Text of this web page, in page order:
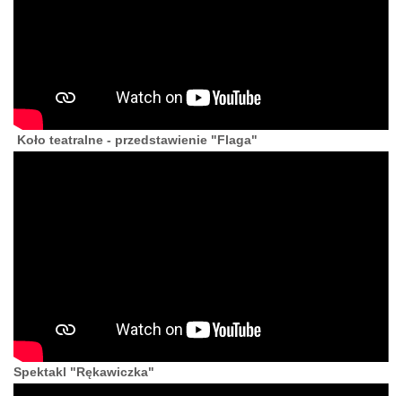
Koło teatralne - przedstawienie "Flaga"
Spektakl "Rękawiczka"